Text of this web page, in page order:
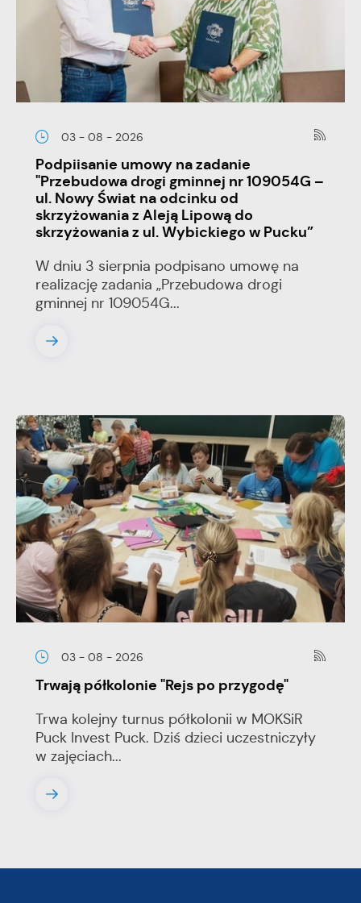
03 - 08 - 2026
Podpiisanie umowy na zadanie
"Przebudowa drogi gminnej nr 109054G –
ul. Nowy Świat na odcinku od
skrzyżowania z Aleją Lipową do
skrzyżowania z ul. Wybickiego w Pucku”
W dniu 3 sierpnia podpisano umowę na
realizację zadania „Przebudowa drogi
gminnej nr 109054G...
03 - 08 - 2026
Trwają półkolonie "Rejs po przygodę"
Trwa kolejny turnus półkolonii w MOKSiR
Puck Invest Puck. Dziś dzieci uczestniczyły
w zajęciach...